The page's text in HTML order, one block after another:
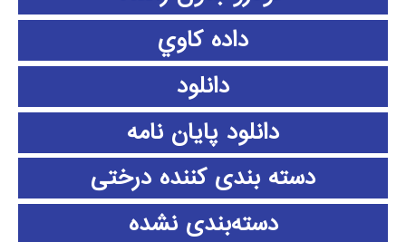
داده كاوي
دانلود
دانلود پايان نامه
دسته بندی کننده درختی
دسته‌بندی نشده